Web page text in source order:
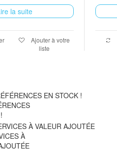
la suite
Ajouter à votre
liste
À